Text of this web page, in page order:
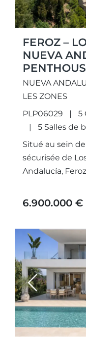
FEROZ –
NUEVA
NUEVA
LES ZONES
PLP06029
5
5 Salles de
Situé au sein
sécurisée de
Andalucía,
luxueux à
6.900.000 €
Previous